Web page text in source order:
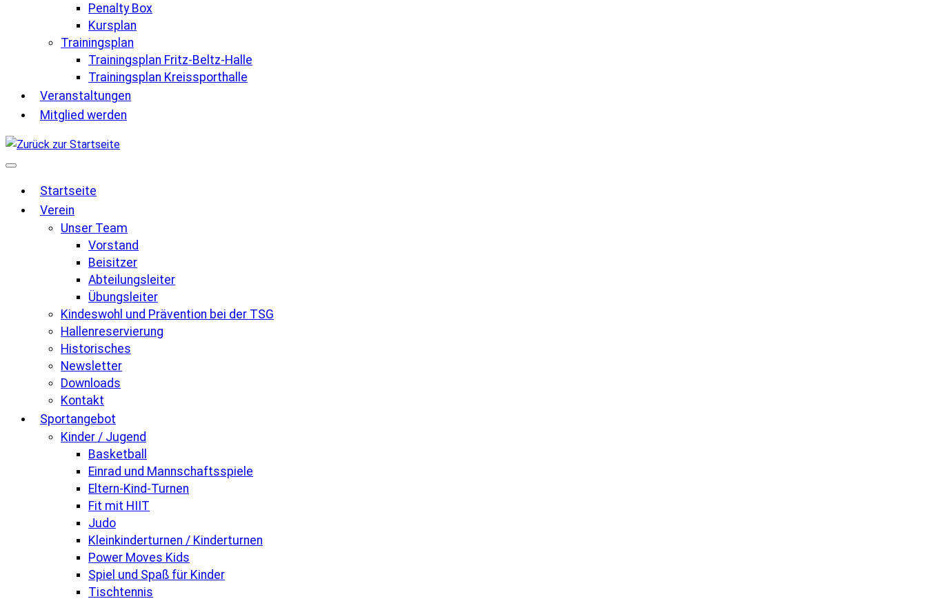
Penalty Box
Kursplan
Trainingsplan
Trainingsplan Fritz-Beltz-Halle
Trainingsplan Kreissporthalle
Veranstaltungen
Mitglied werden
Startseite
Verein
Unser Team
Vorstand
Beisitzer
Abteilungsleiter
Übungsleiter
Kindeswohl und Prävention bei der TSG
Hallenreservierung
Historisches
Newsletter
Downloads
Kontakt
Sportangebot
Kinder / Jugend
Basketball
Einrad und Mannschaftsspiele
Eltern-Kind-Turnen
Fit mit HIIT
Judo
Kleinkinderturnen / Kinderturnen
Power Moves Kids
Spiel und Spaß für Kinder
Tischtennis